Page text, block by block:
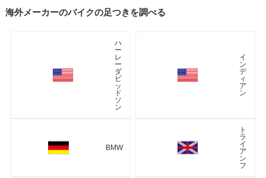
海外メーカーのバイクの足つきを調べる
ハ
ー
レ
ー
ダ
ビ
ッ
ド
ソ
ン
イ
ン
デ
ィ
ア
ン
BMW
ト
ラ
イ
ア
ン
フ